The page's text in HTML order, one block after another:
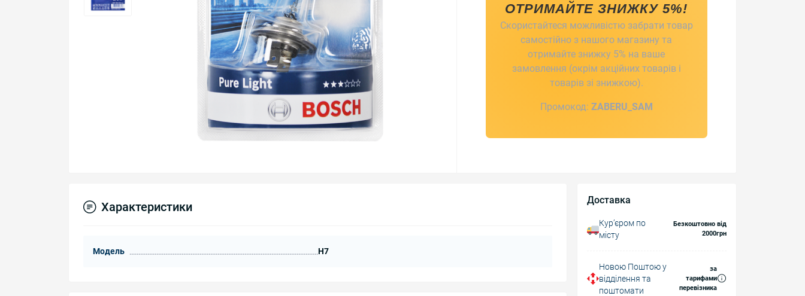
ОТРИМАЙТЕ ЗНИЖКУ 5%!
Скористайтеся можливістю забрати товар
самостійно з нашого магазину та
отримайте знижку 5% на ваше
замовлення (окрім акційних товарів і
товарів зі знижкою).
Промокод: ZABERU_SAM
Доставка
Курʼєром по
місту
Безкоштовно від
2000грн
Новою Поштою у
відділення та
поштомати
за
тарифами
перевізника
Характеристики
Модель H7